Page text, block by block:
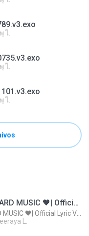
ไ.
ไ.
ไ.
ไม่มีใครรู้ตัวเรา– UNHEARD MUSIC 🖤| Official Lyric Video | เพลงสู้ชีวิต
L.